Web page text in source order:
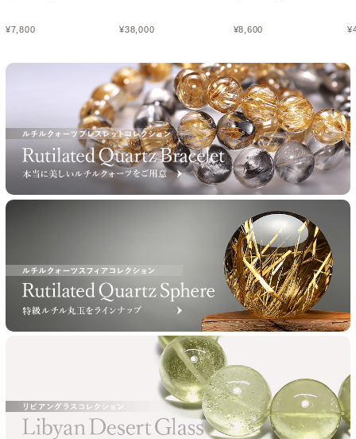
¥7,800 ¥38,000 ¥8,600 ¥